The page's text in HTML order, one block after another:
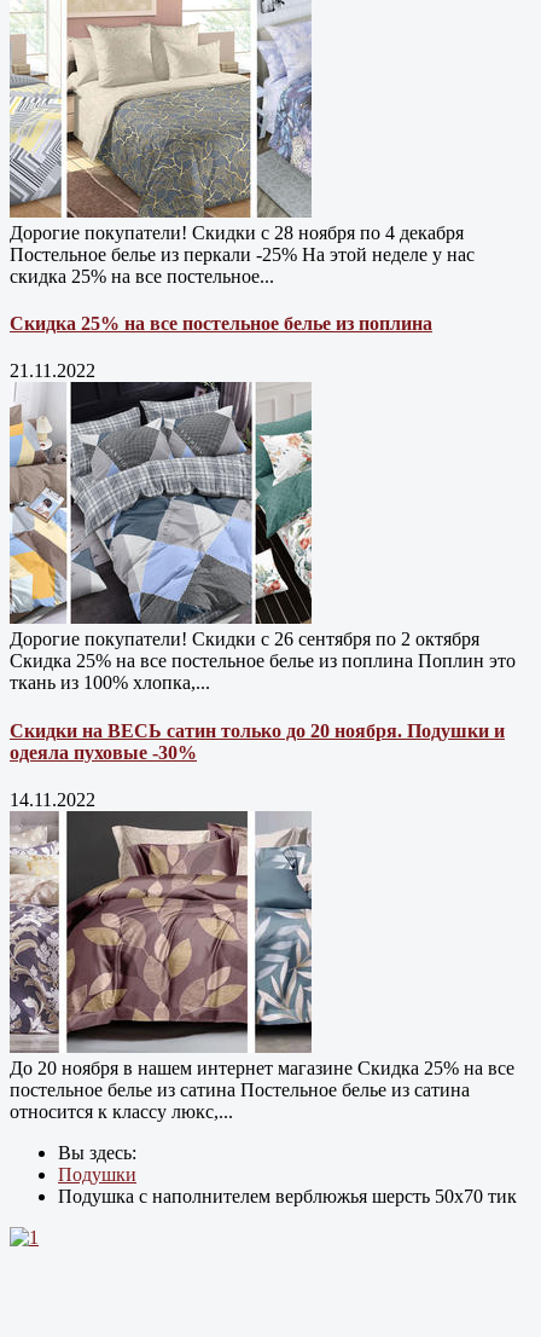
Дорогие покупатели! Скидки с 28 ноября по 4 декабря
Постельное белье из перкали -25% На этой неделе у нас
скидка 25% на все постельное...
Скидка 25% на все постельное белье из поплина
21.11.2022
Дорогие покупатели! Скидки с 26 сентября по 2 октября
Скидка 25% на все постельное белье из поплина Поплин это
ткань из 100% хлопка,...
Скидки на ВЕСЬ сатин только до 20 ноября. Подушки и
одеяла пуховые -30%
14.11.2022
До 20 ноября в нашем интернет магазине Cкидка 25% на все
постельное белье из сатина Постельное белье из сатина
относится к классу люкс,...
Вы здесь:
Подушки
Подушка с наполнителем верблюжья шерсть 50х70 тик